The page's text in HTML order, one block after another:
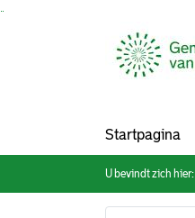
Startpagina
U bevindt zich hier: